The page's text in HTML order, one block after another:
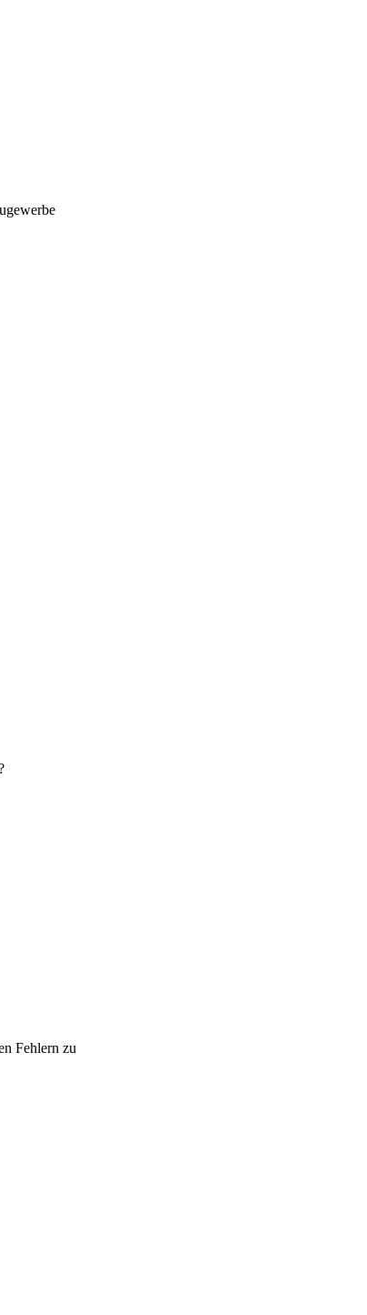
Fehlern zu